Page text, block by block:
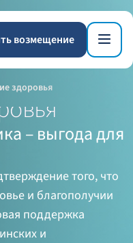
возмещение
здоровья
– выгода для
того, что
и благополучии
поддержка
и